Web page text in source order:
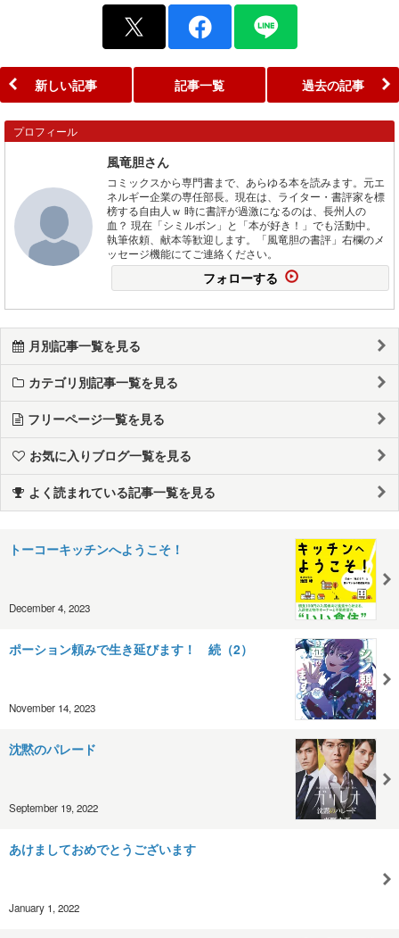
新しい記事 記事一覧 過去の記事
プロフィール
風竜胆さん
コミックスから専門書まで、あらゆる本を読みます。元エ
ネルギー企業の専任部長。現在は、ライター・書評家を標
榜する自由人ｗ 時に書評が過激になるのは、長州人の
血？ 現在「シミルボン」と「本が好き！」でも活動中。
執筆依頼、献本等歓迎します。「風竜胆の書評」右欄のメ
ッセージ機能にてご連絡ください。
フォローする
月別記事一覧を見る
カテゴリ別記事一覧を見る
フリーページ一覧を見る
お気に入りブログ一覧を見る
よく読まれている記事一覧を見る
トーコーキッチンへようこそ！
December 4, 2023
ポーション頼みで生き延びます！ 続（2）
November 14, 2023
沈黙のパレード
September 19, 2022
あけましておめでとうございます
January 1, 2022